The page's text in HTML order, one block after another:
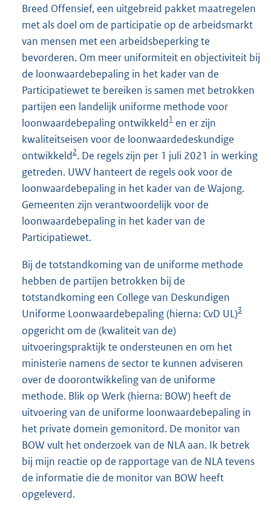
Breed Offensief, een uitgebreid pakket maatregelen
met als doel om de participatie op de arbeidsmarkt
van mensen met een arbeidsbeperking te
bevorderen. Om meer uniformiteit en objectiviteit bij
de loonwaardebepaling in het kader van de
Participatiewet te bereiken is samen met betrokken
partijen een landelijk uniforme methode voor
loonwaardebepaling ontwikkeld1 en er zijn
kwaliteitseisen voor de loonwaardedeskundige
ontwikkeld2. De regels zijn per 1 juli 2021 in werking
getreden. UWV hanteert de regels ook voor de
loonwaardebepaling in het kader van de Wajong.
Gemeenten zijn verantwoordelijk voor de
loonwaardebepaling in het kader van de
Participatiewet.
Bij de totstandkoming van de uniforme methode
hebben de partijen betrokken bij de
totstandkoming een College van Deskundigen
Uniforme Loonwaardebepaling (hierna: CvD UL)3
opgericht om de (kwaliteit van de)
uitvoeringspraktijk te ondersteunen en om het
ministerie namens de sector te kunnen adviseren
over de doorontwikkeling van de uniforme
methode. Blik op Werk (hierna: BOW) heeft de
uitvoering van de uniforme loonwaardebepaling in
het private domein gemonitord. De monitor van
BOW vult het onderzoek van de NLA aan. Ik betrek
bij mijn reactie op de rapportage van de NLA tevens
de informatie die de monitor van BOW heeft
opgeleverd.